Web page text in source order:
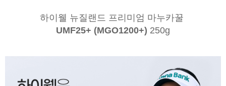
하이웰 뉴질랜드 프리미엄 마누카꿀
UMF25+ (MGO1200+) 250g